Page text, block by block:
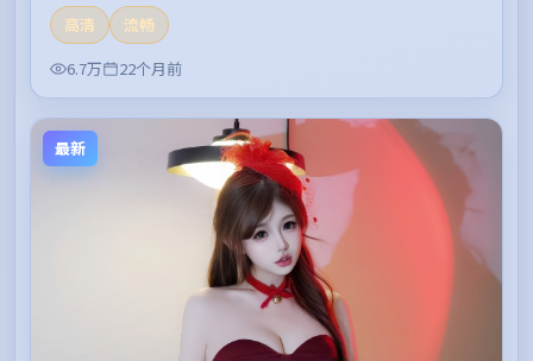
高清
流畅
6.7万
22个月前
最新